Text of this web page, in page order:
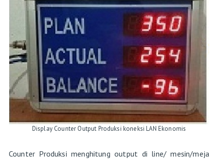
Display Counter Output Produksi koneksi LAN Ekonomis
Counter Produksi menghitung output di line/ mesin/meja